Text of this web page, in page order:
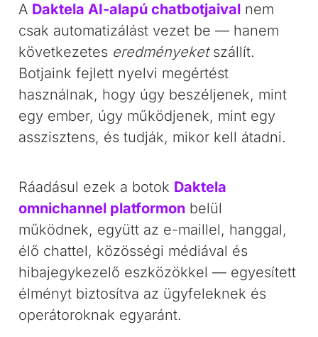
A Daktela AI-alapú chatbotjaival nem
csak automatizálást vezet be — hanem
következetes eredményeketszállít.
Botjaink fejlett nyelvi megértést
használnak, hogy úgy beszéljenek, mint
egy ember, úgy működjenek, mint egy
asszisztens, és tudják, mikor kell átadni.
Ráadásul ezek a botok Daktela
omnichannel platformon belül
működnek, együtt az e-maillel, hanggal,
élő chattel, közösségi médiával és
hibajegykezelő eszközökkel — egyesített
élményt biztosítva az ügyfeleknek és
operátoroknak egyaránt.